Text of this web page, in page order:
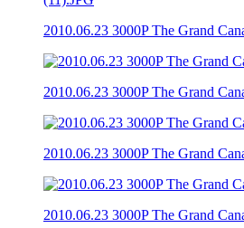
2010.06.23 3000P The Grand
2010.06.23 3000P The Grand
2010.06.23 3000P The Grand
2010.06.23 3000P The Grand